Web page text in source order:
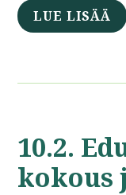
LUE LISÄÄ
10.2.
kokous